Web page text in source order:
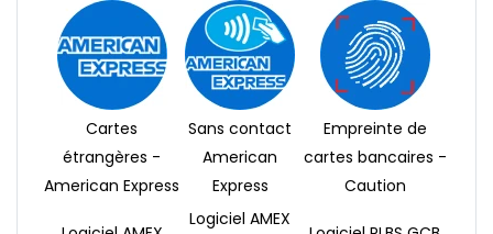
Cartes
étrangères -
American Express
Sans contact
American
Express
Empreinte de
cartes bancaires -
Caution
Logiciel AMEX